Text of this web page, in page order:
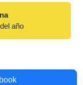
año